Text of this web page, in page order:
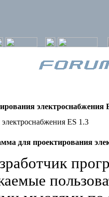
электроснабжения
ES 1.3
для проектирования